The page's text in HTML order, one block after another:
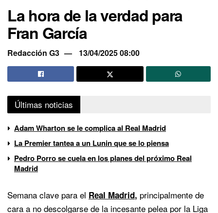
La hora de la verdad para
Fran García
Redacción G3 13/04/2025 08:00
Últimas noticias
Adam Wharton se le complica al Real Madrid
La Premier tantea a un Lunin que se lo piensa
Pedro Porro se cuela en los planes del próximo Real
Madrid
Semana clave para el Real Madrid, principalmente de
cara a no descolgarse de la incesante pelea por la Liga